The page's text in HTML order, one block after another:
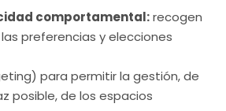
comportamental:recogen
preferencias y elecciones
para permitir la gestión, de
posible, de los espacios